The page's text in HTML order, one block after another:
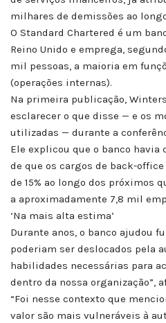
milhares de demissões ao
O Standard Chartered é um
Reino Unido e emprega,
mil pessoas, a maioria em
(operações internas).
Na primeira publicação,
esclarecer o que disse — e os
utilizadas — durante a
Ele explicou que o banco
de que os cargos de back-
de 15% ao longo dos próximos
a aproximadamente 7,8 mil
‘Na mais alta estima’
Durante anos, o banco ajudou
poderiam ser deslocados pela
habilidades necessárias para
dentro da nossa organização”,
“Foi nesse contexto que
valor são mais vulneráveis à